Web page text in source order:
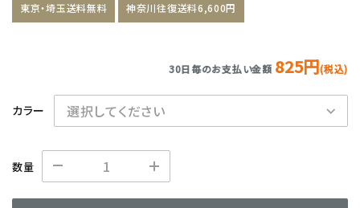
東京・埼玉送料無料 神奈川往復送料6,600円
30日毎のお支払い金額 825円(税込)
カラー
数量